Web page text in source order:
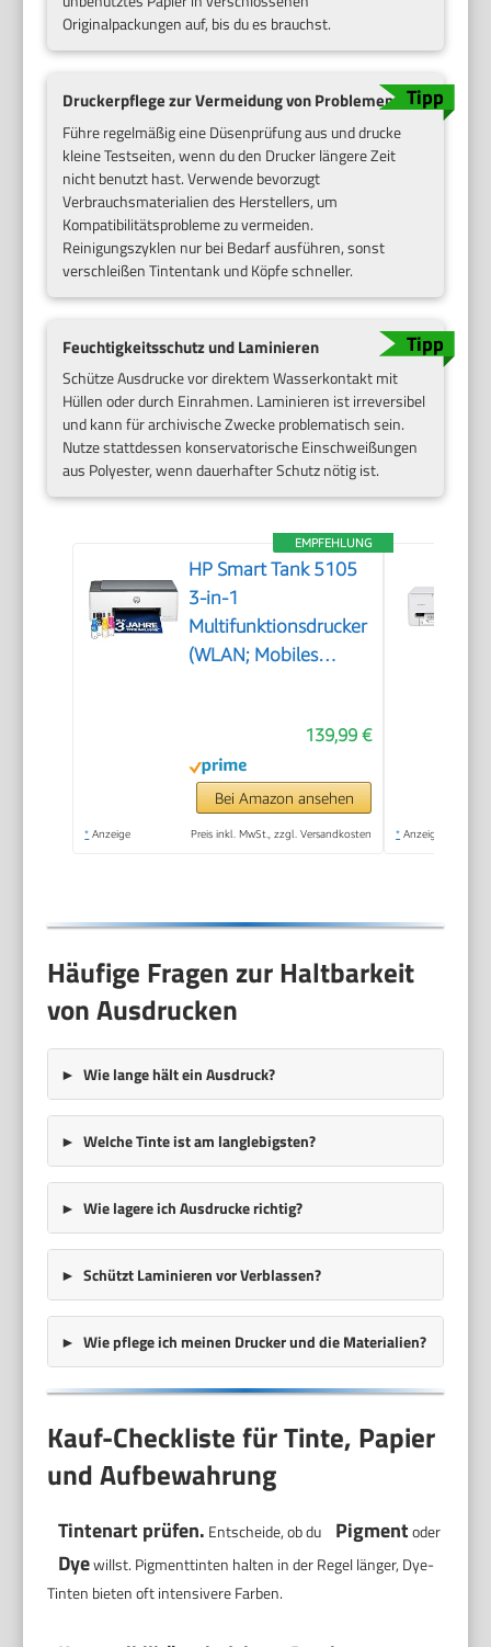
Originalpackungen auf, bis du es brauchst.
Druckerpflege zur Vermeidung von Problemen
Führe regelmäßig eine Düsenprüfung aus und drucke
kleine Testseiten, wenn du den Drucker längere Zeit
nicht benutzt hast. Verwende bevorzugt
Verbrauchsmaterialien des Herstellers, um
Kompatibilitätsprobleme zu vermeiden.
Reinigungszyklen nur bei Bedarf ausführen, sonst
verschleißen Tintentank und Köpfe schneller.
Feuchtigkeitsschutz und Laminieren
Schütze Ausdrucke vor direktem Wasserkontakt mit
Hüllen oder durch Einrahmen. Laminieren ist irreversibel
und kann für archivische Zwecke problematisch sein.
Nutze stattdessen konservatorische Einschweißungen
aus Polyester, wenn dauerhafter Schutz nötig ist.
EMPFEHLUNG
HP Smart Tank 5105
3-in-1
Multifunktionsdrucker
(WLAN; Mobiles
Jahre Garantie,
großer Tintentank,
hohe Reichweite,
Drucken in hoher
139,99 €
Bei Amazon ansehen
* Anzeige Preis inkl. MwSt., zzgl. Versandkosten * Anzeige
Häufige Fragen zur Haltbarkeit
von Ausdrucken
Wie lange hält ein Ausdruck?
Welche Tinte ist am langlebigsten?
Wie lagere ich Ausdrucke richtig?
Schützt Laminieren vor Verblassen?
Wie pflege ich meinen Drucker und die Materialien?
Kauf-Checkliste für Tinte, Papier
und Aufbewahrung
Tintenart prüfen. Entscheide, ob du Pigmentoder
Dyewillst. Pigmenttinten halten in der Regel länger, Dye-
Tinten bieten oft intensivere Farben.